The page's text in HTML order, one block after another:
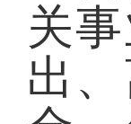
关
出